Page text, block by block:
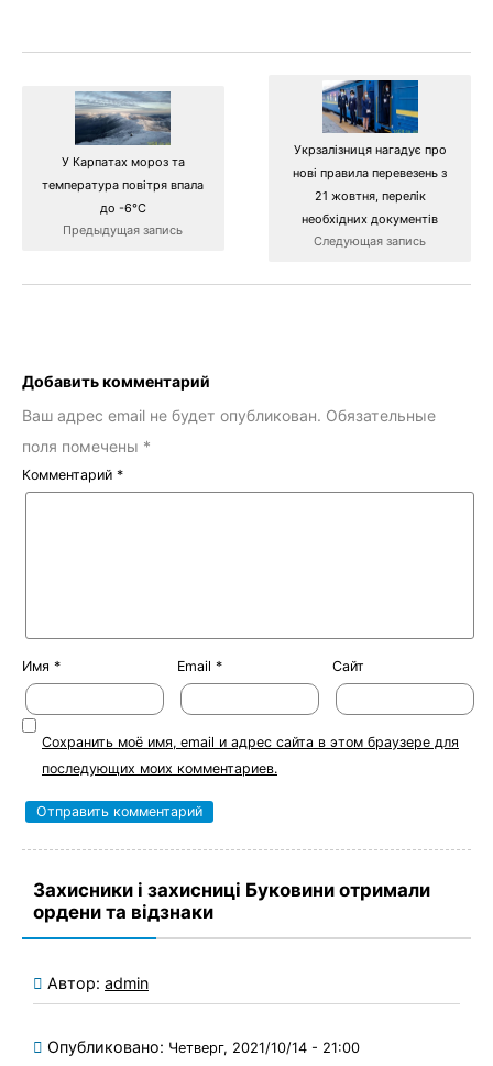
У Карпатах мороз та
температура повітря впала
до -6°С
Предыдущая запись
Укрзалізниця нагадує про
нові правила перевезень з
21 жовтня, перелік
необхідних документів
Следующая запись
Добавить комментарий
Ваш адрес email не будет опубликован. Обязательные
поля помечены *
Комментарий *
Имя * Email * Сайт
Сохранить моё имя, email и адрес сайта в этом браузере для
последующих моих комментариев.
Захисники і захисниці Буковини отримали
ордени та відзнаки
Автор: admin
Опубликовано: Четверг, 2021/10/14 - 21:00